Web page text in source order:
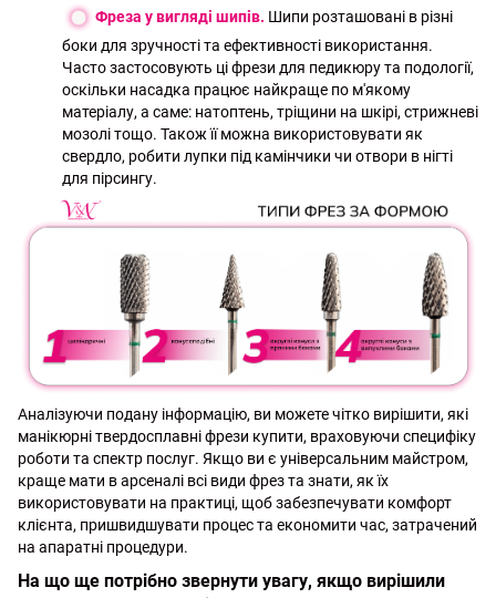
Фреза у вигляді шипів. Шипи розташовані в різні
боки для зручності та ефективності використання.
Часто застосовують ці фрези для педикюру та подології,
оскільки насадка працює найкраще по м'якому
матеріалу, а саме: натоптень, тріщини на шкірі, стрижневі
мозолі тощо. Також її можна використовувати як
свердло, робити лупки під камінчики чи отвори в нігті
для пірсингу.
Аналізуючи подану інформацію, ви можете чітко вирішити, які
манікюрні твердосплавні фрези купити, враховуючи специфіку
роботи та спектр послуг. Якщо ви є універсальним майстром,
краще мати в арсеналі всі види фрез та знати, як їх
використовувати на практиці, щоб забезпечувати комфорт
клієнта, пришвидшувати процес та економити час, затрачений
на апаратні процедури.
На що ще потрібно звернути увагу, якщо вирішили